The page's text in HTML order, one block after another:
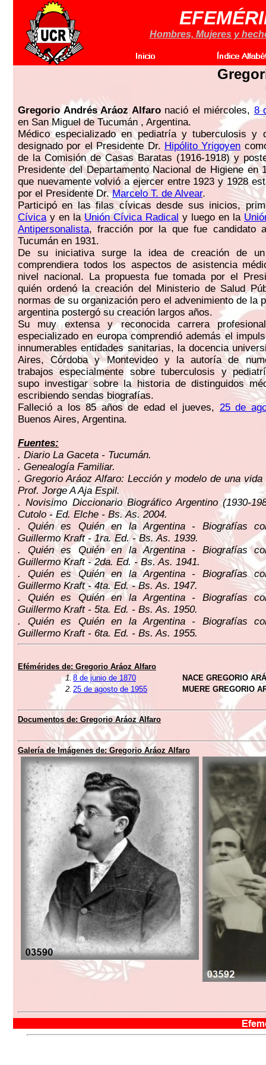
Hombres, Mujeres y
Gregorio Andrés Aráoz Alfaronació el miércoles, 8
en San Miguel de Tucumán , Argentina.
Médico especializado en pediatría y tuberculosis y
designado por el Presidente Dr. Hipólito Yrigoyen
de la Comisión de Casas Baratas (1916-1918) y
Presidente del Departamento Nacional de Higiene en
que nuevamente volvió a ejercer entre 1923 y 1928
por el Presidente Dr.Marcelo T. de Alvear.
Participó en las filas cívicas desde sus inicios,
Cívicay en laUnión Cívica Radical y luego en la
Antipersonalista, fracción por la que fue candidato
Tucumán en 1931.
De su iniciativa surge la idea de creación de
comprendiera todos los aspectos de asistencia
nivel nacional. La propuesta fue tomada por el
quién ordenó la creación del Ministerio de Salud
normas de su organización pero el advenimiento de la
argentina postergó su creación largos años.
Su muy extensa y reconocida carrera
especializado en europa comprendió además el
innumerables entidades sanitarias, la docencia
Aires, Córdoba y Montevideo y la autoría de
trabajos especialmente sobre tuberculosis y
supo investigar sobre la historia de distinguidos
escribiendo sendas biografías.
Falleció a los 85 años de edad el jueves, 25 de
Buenos Aires, Argentina.
Fuentes:
. Diario La Gaceta - Tucumán.
. Genealogía Familiar.
. Gregorio Aráoz Alfaro: Lección y modelo de una
Prof. Jorge A Aja Espil.
. Novisimo Diccionario Biográfico Argentino (1930-
Cutolo - Ed. Elche - Bs. As. 2004.
. Quién es Quién en la Argentina - Biografías
Guillermo Kraft - 1ra. Ed. - Bs. As. 1939.
. Quién es Quién en la Argentina - Biografías
Guillermo Kraft - 2da. Ed. - Bs. As. 1941.
. Quién es Quién en la Argentina - Biografías
Guillermo Kraft - 4ta. Ed. - Bs. As. 1947.
. Quién es Quién en la Argentina - Biografías
Guillermo Kraft - 5ta. Ed. - Bs. As. 1950.
. Quién es Quién en la Argentina - Biografías
Guillermo Kraft - 6ta. Ed. - Bs. As. 1955.
Efémérides de: Gregorio Aráoz Alfaro
1. 8 de junio de 1870
NACE GREGORIO
2. 25 de agosto de 1955 MUERE GREGORIO
Documentos de: Gregorio Aráoz Alfaro
Galería de Imágenes de: Gregorio Aráoz Alfaro